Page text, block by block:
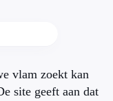
vlam zoekt kan
site geeft aan dat